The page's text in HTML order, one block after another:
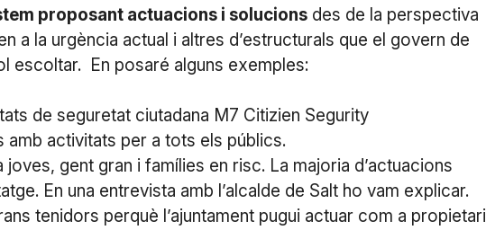
proposant actuacions i solucions des de la perspectiva
a la urgència actual i altres d’estructurals que el govern de
escoltar. En posaré alguns exemples:
de seguretat ciutadana M7 Citizien Segurity
amb activitats per a tots els públics.
gent gran i famílies en risc. La majoria d’actuacions
En una entrevista amb l’alcalde de Salt ho vam explicar.
tenidors perquè l’ajuntament pugui actuar com a propietari